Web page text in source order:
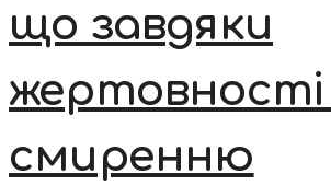
що завдяки
смиренню